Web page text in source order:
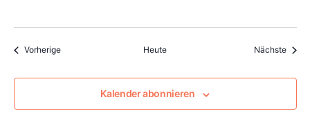
VorherigeVeranstaltungen Heute Nächste
Kalender abonnieren